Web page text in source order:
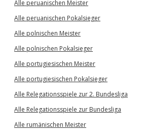
Alle peruanischen Meister
Alle peruanischen Pokalsieger
Alle polnischen Meister
Alle polnischen Pokalsieger
Alle portugiesischen Meister
Alle portugiesischen Pokalsieger
Alle Relegationsspiele zur 2. Bundesliga
Alle Relegationsspiele zur Bundesliga
Alle rumänischen Meister